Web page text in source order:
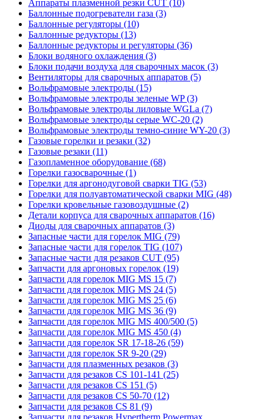
Аппараты плазменной резки CUT (10)
Баллонные подогреватели газа (3)
Баллонные регуляторы (10)
Баллонные редукторы (13)
Баллонные редукторы и регуляторы (36)
Блоки водяного охлаждения (3)
Блоки подачи воздуха для сварочных масок (3)
Вентиляторы для сварочных аппаратов (5)
Вольфрамовые электроды (15)
Вольфрамовые электроды зеленые WP (3)
Вольфрамовые электроды лиловые WGLa (7)
Вольфрамовые электроды серые WC-20 (2)
Вольфрамовые электроды темно-синие WY-20 (3)
Газовые горелки и резаки (32)
Газовые резаки (11)
Газопламенное оборудование (68)
Горелки газосварочные (1)
Горелки для аргонодуговой сварки TIG (53)
Горелки для полуавтоматической сварки MIG (48)
Горелки кровельные газовоздушные (2)
Детали корпуса для сварочных аппаратов (16)
Диоды для сварочных аппаратов (3)
Запасные части для горелок MIG (79)
Запасные части для горелок TIG (107)
Запасные части для резаков CUT (95)
Запчасти для аргоновых горелок (19)
Запчасти для горелок MIG MS 15 (7)
Запчасти для горелок MIG MS 24 (5)
Запчасти для горелок MIG MS 25 (6)
Запчасти для горелок MIG MS 36 (9)
Запчасти для горелок MIG MS 400/500 (5)
Запчасти для горелок MIG MS 450 (4)
Запчасти для горелок SR 17-18-26 (59)
Запчасти для горелок SR 9-20 (29)
Запчасти для плазменных резаков (3)
Запчасти для резаков CS 101-141 (25)
Запчасти для резаков CS 151 (5)
Запчасти для резаков CS 50-70 (12)
Запчасти для резаков CS 81 (9)
Запчасти для резаков Hypertherm Powermax